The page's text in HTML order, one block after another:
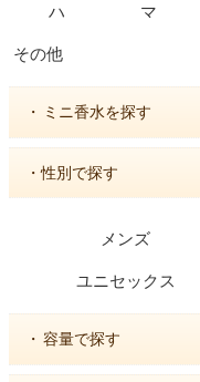
ハ マ
その他
・ ミニ香水を探す
・性別で探す
メンズ
ユニセックス
・ 容量で探す